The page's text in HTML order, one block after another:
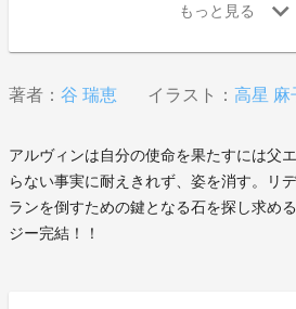
著者： 谷 瑞恵 イラスト： 高星 麻
アルヴィンは自分の使命を果たすには父
らない事実に耐えきれず、姿を消す。リ
ランを倒すための鍵となる石を探し求め
ジー完結！！